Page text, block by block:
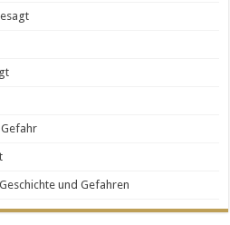
und Gefahren